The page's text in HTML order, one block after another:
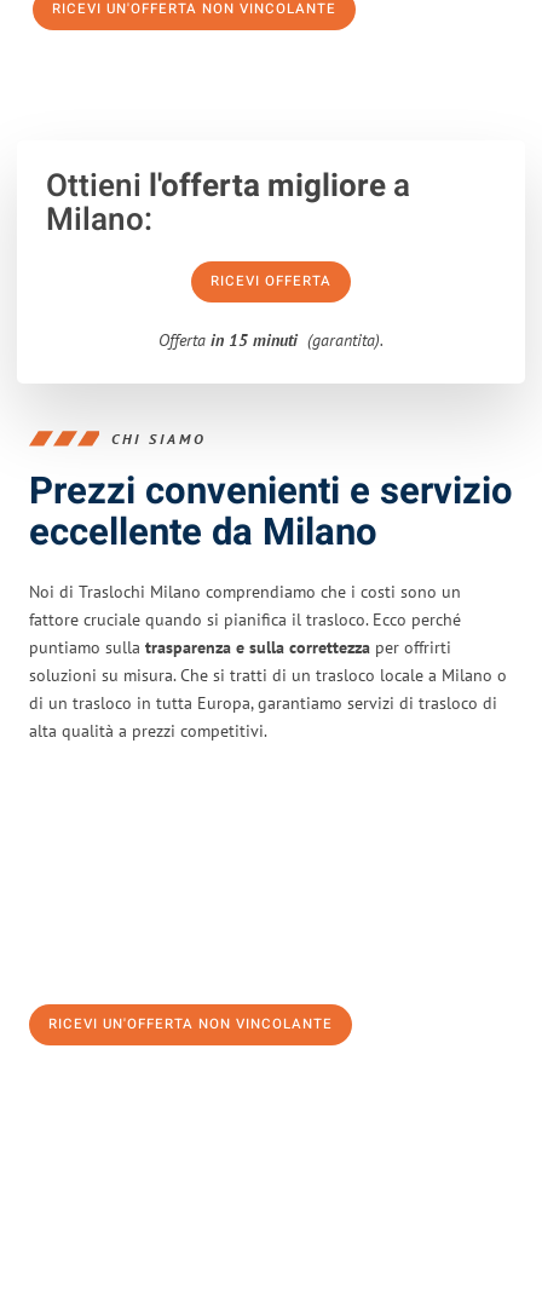
RICEVI UN'OFFERTA NON VINCOLANTE
Ottieni l'offerta migliorea
Milano:
RICEVI OFFERTA
Offerta in 15 minuti (garantita).
CHI SIAMO
Prezzi convenienti e servizio
eccellente da Milano
Noi di Traslochi Milano comprendiamo che i costi sono un
fattore cruciale quando si pianifica il trasloco. Ecco perché
puntiamo sulla trasparenza e sulla correttezza per offrirti
soluzioni su misura. Che si tratti di un trasloco locale a Milano o
di un trasloco in tutta Europa, garantiamo servizi di trasloco di
alta qualità a prezzi competitivi.
RICEVI UN'OFFERTA NON VINCOLANTE